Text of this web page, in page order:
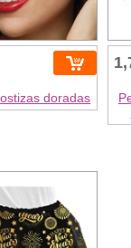
doradas